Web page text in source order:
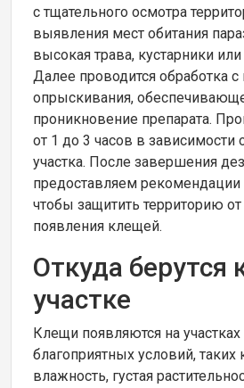
с тщательного осмотра
выявления мест обитания
высокая трава, кустарники
Далее проводится обработка
опрыскивания,
проникновение препарата.
от 1 до 3 часов в зависимости
участка. После завершения
предоставляем рекомендации
чтобы защитить территорию
появления клещей.
Откуда берутся
участке
Клещи появляются на участках
благоприятных условий, таких
влажность, густая